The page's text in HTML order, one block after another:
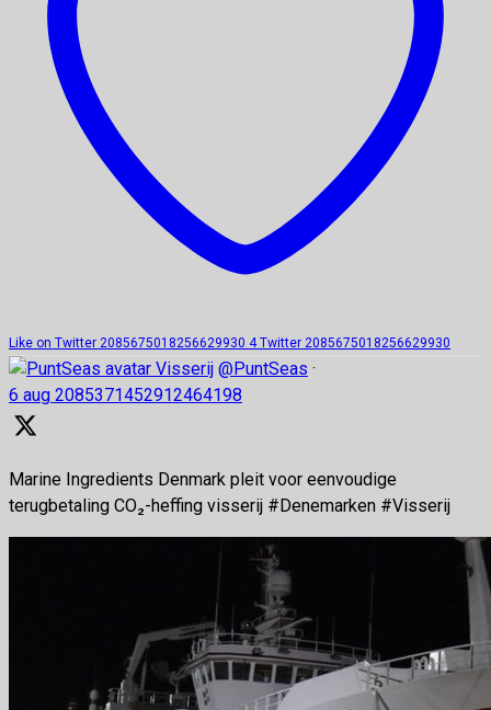
Like on Twitter 2085675018256629930 4 Twitter 2085675018256629930
Visserij @PuntSeas ·
6 aug 2085371452912464198
Marine Ingredients Denmark pleit voor eenvoudige
terugbetaling CO₂-heffing visserij #Denemarken #Visserij